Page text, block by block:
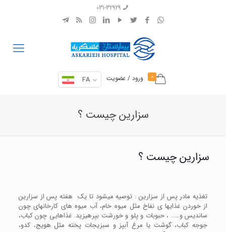
031-32929
0 ورود / عضویت FA
سزارین چیست ؟
سزارین چیست ؟
تغذیه مادر پس از سزارین : توصیه می­شود تا یک هفته پس از سزارین
از خوردن غذای­ها ی نفاخ مثل میوه خام، آب میوه های کارخانه­ای چون
ساندیس و….. ، حبوبات و پلو و خورشت بپرهیزید. غذاهایی چون کباب،
جوجه کباب، گوشت یا مرغ آب­پز و سبزیجات پخته مثل هویج، کدو،